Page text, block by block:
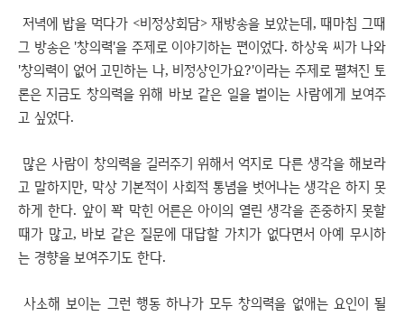
저녁에 밥을 먹다가 <비정상회담> 재방송을 보았는데, 때마침 그때
그 방송은 '창의력'을 주제로 이야기하는 편이었다. 하상욱 씨가 나와
'창의력이 없어 고민하는 나, 비정상인가요?'이라는 주제로 펼쳐진 토
론은 지금도 창의력을 위해 바보 같은 일을 벌이는 사람에게 보여주
고 싶었다.
많은 사람이 창의력을 길러주기 위해서 억지로 다른 생각을 해보라
고 말하지만, 막상 기본적이 사회적 통념을 벗어나는 생각은 하지 못
하게 한다. 앞이 꽉 막힌 어른은 아이의 열린 생각을 존중하지 못할
때가 많고, 바보 같은 질문에 대답할 가치가 없다면서 아예 무시하
는 경향을 보여주기도 한다.
사소해 보이는 그런 행동 하나가 모두 창의력을 없애는 요인이 될